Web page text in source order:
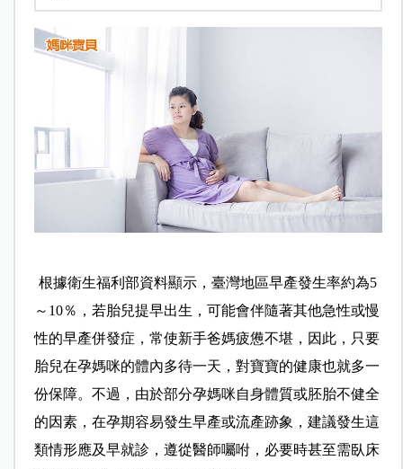
根據衛生福利部資料顯示，臺灣地區早產發生率約為5
～10％，若胎兒提早出生，可能會伴隨著其他急性或慢
性的早產併發症，常使新手爸媽疲憊不堪，因此，只要
胎兒在孕媽咪的體內多待一天，對寶寶的健康也就多一
份保障。不過，由於部分孕媽咪自身體質或胚胎不健全
的因素，在孕期容易發生早產或流產跡象，建議發生這
類情形應及早就診，遵從醫師囑咐，必要時甚至需臥床